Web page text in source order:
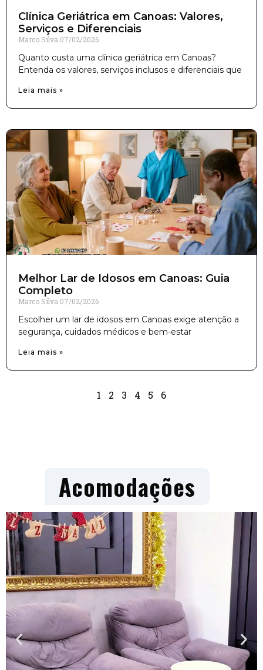
Clínica Geriátrica em Canoas: Valores,
Serviços e Diferenciais
Marco Silva 07/02/2026
Quanto custa uma clínica geriátrica em Canoas?
Entenda os valores, serviços inclusos e diferenciais que
Leia mais »
Melhor Lar de Idosos em Canoas: Guia
Completo
Marco Silva 07/02/2026
Escolher um lar de idosos em Canoas exige atenção a
segurança, cuidados médicos e bem-estar
Leia mais »
1 2 3 4 5 6
Acomodações